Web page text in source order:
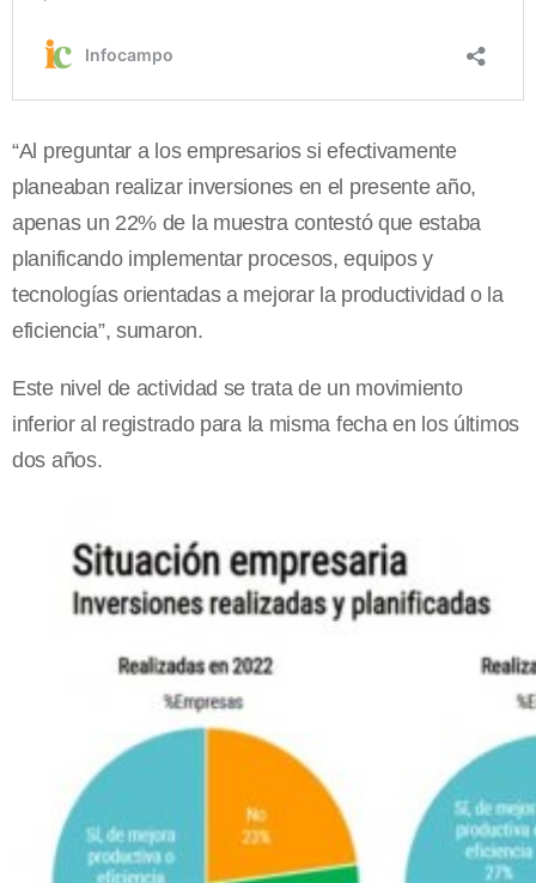
“Al preguntar a los empresarios si efectivamente
planeaban realizar inversiones en el presente año,
apenas un 22% de la muestra contestó que estaba
planificando implementar procesos, equipos y
tecnologías orientadas a mejorar la productividad o la
eficiencia”, sumaron.
Este nivel de actividad se trata de un movimiento
inferior al registrado para la misma fecha en los últimos
dos años.